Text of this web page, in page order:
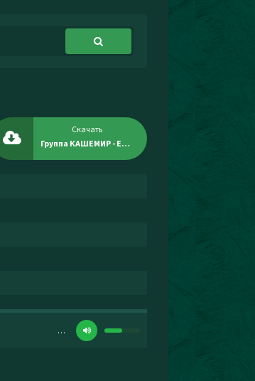
Скачать
Группа КАШЕМИР - Если вспомнить звони
…